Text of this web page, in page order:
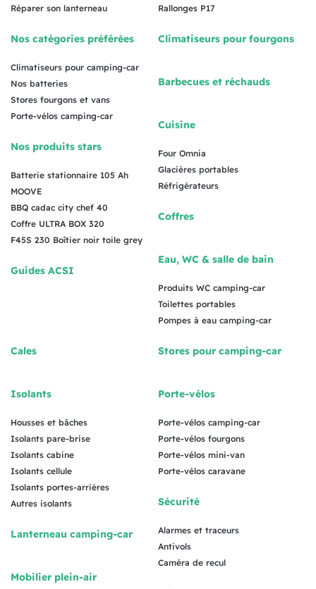
Réparer son lanterneau
Nos catégories préférées
Climatiseurs pour camping-car
Nos batteries
Stores fourgons et vans
Porte-vélos camping-car
Nos produits stars
Batterie stationnaire 105 Ah
MOOVE
BBQ cadac city chef 40
Coffre ULTRA BOX 320
F45S 230 Boîtier noir toile grey
Guides ACSI
Rallonges P17
Climatiseurs pour fourgons
Barbecues et réchauds
Cuisine
Four Omnia
Glacières portables
Réfrigérateurs
Coffres
Eau, WC & salle de bain
Produits WC camping-car
Toilettes portables
Pompes à eau camping-car
Cales
Isolants
Housses et bâches
Isolants pare-brise
Isolants cabine
Isolants cellule
Isolants portes-arrières
Autres isolants
Lanterneau camping-car
Mobilier plein-air
Stores pour camping-car
Porte-vélos
Porte-vélos camping-car
Porte-vélos fourgons
Porte-vélos mini-van
Porte-vélos caravane
Sécurité
Alarmes et traceurs
Antivols
Caméra de recul